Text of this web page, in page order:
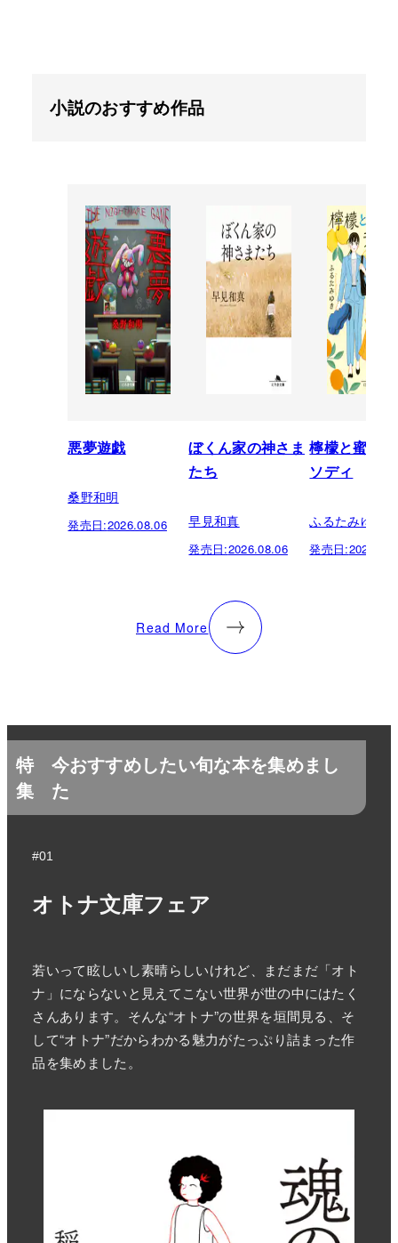
小説のおすすめ作品
悪夢遊戯
桑野和明
発売日:2026.08.06
ぼくん家の神さま
たち
早見和真
発売日:2026.08.06
檸檬と蜜柑
ソディ
ふるたみゆき
発売日:
Read More
特
集
今おすすめしたい旬な本を集めまし
た
#01
オトナ文庫フェア
若いって眩しいし素晴らしいけれど、まだまだ「オト
ナ」にならないと見えてこない世界が世の中にはたく
さんあります。そんな“オトナ”の世界を垣間見る、そ
して“オトナ”だからわかる魅力がたっぷり詰まった作
品を集めました。